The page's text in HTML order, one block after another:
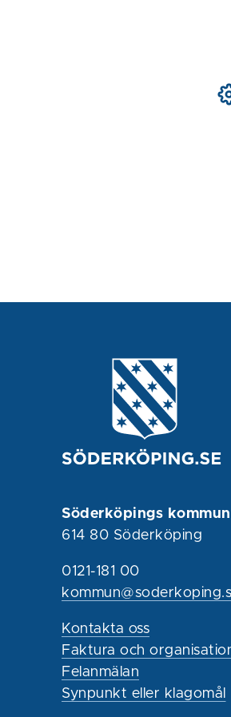
Söderköpings kommun
614 80 Söderköping
0121-181 00
Kontakta oss
Faktura och
Felanmälan
Synpunkt eller klagomål